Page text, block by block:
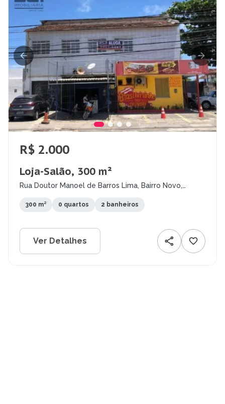
R$ 2.000
Loja-Salão, 300 m²
Rua Doutor Manoel de Barros Lima, Bairro Novo,
300 m² 0 quartos 2 banheiros
Ver Detalhes